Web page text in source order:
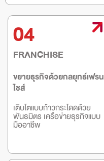
04
FRANCHISE
ขยายธุรกิจด้วยกลยุทธ์เฟรน
ไชส์
เติบโตแบบก้าวกระโดดด้วย
พันธมิตร เครือข่ายธุรกิจแบบ
มืออาชีพ